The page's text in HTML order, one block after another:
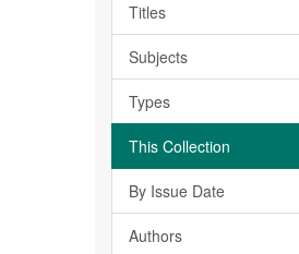
Titles
Subjects
Types
This Collection
By Issue Date
Authors